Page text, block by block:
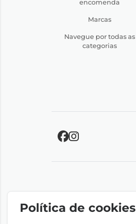
encomenda
Marcas
Navegue por todas as
categorias
Política de cookies